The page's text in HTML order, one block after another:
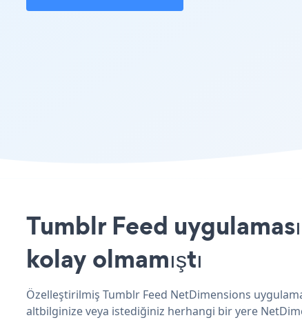
Tumblr Feed
kolay olmamıştı
Özelleştirilmiş Tumblr Feed NetDimensions
altbilginize veya istediğiniz herhangi bir yere